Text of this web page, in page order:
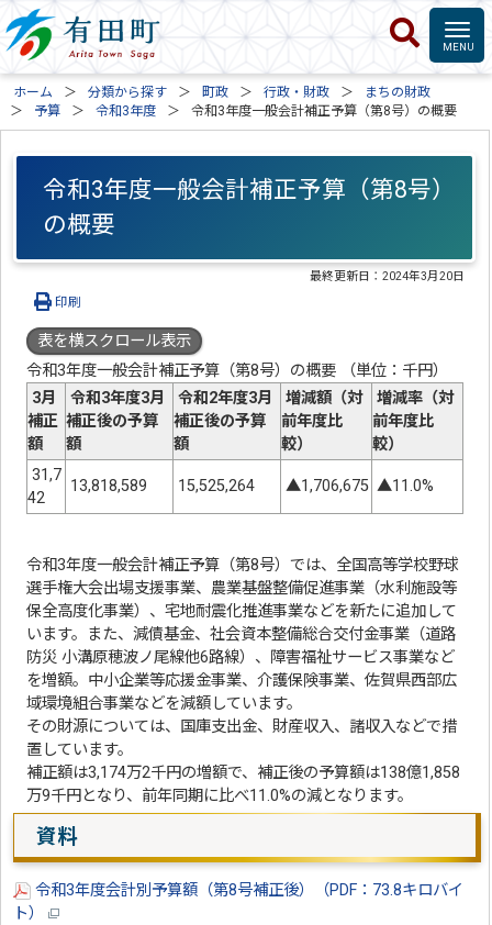
ホーム 分類から探す 町政 行政・財政
まちの財政
予算
令和3年度 令和3年度一般会計補正予算（第8号）の概要
令和3年度一般会計補正予算（第8号）
の概要
最終更新日：2024年3月20日
印刷
表を横スクロール表示
令和3年度一般会計補正予算（第8号）の概要 （単位：千円）
3月
補正
額
令和3年度3月
補正後の予算
額
令和2年度3月
補正後の予算
額
増減額（対
前年度比
較）
増減率（対
前年度比
較）
31,7
42
13,818,589 15,525,264 ▲1,706,675 ▲11.0%
令和3年度一般会計補正予算（第8号）では、全国高等学校野球
選手権大会出場支援事業、農業基盤整備促進事業（水利施設等
保全高度化事業）、宅地耐震化推進事業などを新たに追加して
います。また、減債基金、社会資本整備総合交付金事業（道路
防災 小溝原穂波ノ尾線他6路線）、障害福祉サービス事業など
を増額。中小企業等応援金事業、介護保険事業、佐賀県西部広
域環境組合事業などを減額しています。
その財源については、国庫支出金、財産収入、諸収入などで措
置しています。
補正額は3,174万2千円の増額で、補正後の予算額は138億1,858
万9千円となり、前年同期に比べ11.0%の減となります。
資料
令和3年度会計別予算額（第8号補正後）（PDF：73.8キロバイ
ト）